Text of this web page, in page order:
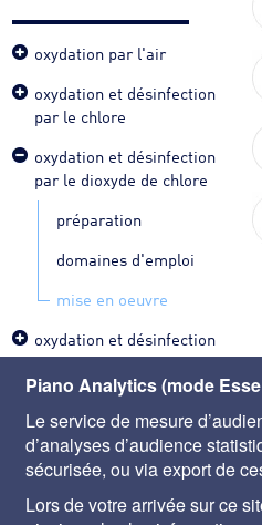
oxydation par l'air
oxydation et désinfection
par le chlore
oxydation et désinfection
par le dioxyde de chlore
préparation
domaines d'emploi
mise en oeuvre
oxydation et désinfection
par l'ozone
autres procédés
d'oxydation et de
désinfection
ultraviolets
Piano Analytics (mode
Le service de mesure
d’analyses d’audience
sécurisée, ou via export de
Lors de votre arrivée sur ce